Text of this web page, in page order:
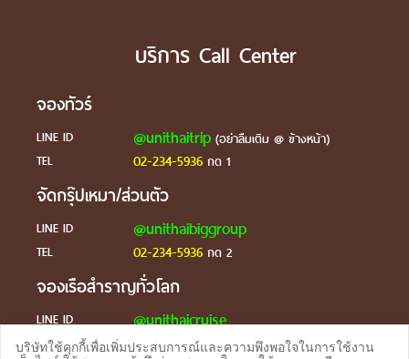
บริการ Call Center
จองทัวร์
LINE ID @unithaitrip(อย่าลืมเติม @ ข้างหน้า)
TEL
02-234-5936กด 1
จัดกรุ๊ปเหมา/ส่วนตัว
LINE ID @unithaibiggroup
TEL 02-234-5936กด 2
จองเรือสำราญทั่วโลก
LINE ID @unithaicruise
บริษัทใช้คุกกี้เพื่อเพิ่มประสบการณ์และความพึงพอใจในการใช้งาน